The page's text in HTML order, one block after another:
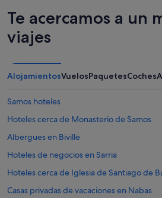
Te acercamos a un
viajes
AlojamientosVuelosPaquetesCoches
Samos hoteles
Hoteles cerca de Monasterio de Samos
Albergues en Biville
Hoteles de negocios en Sarria
Hoteles cerca de Iglesia de Santiago de
Casas privadas de vacaciones en Nabas